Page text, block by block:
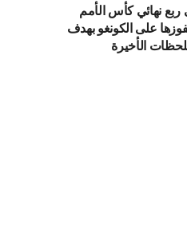
ربع نهائي كأس الأمم
بفوزها على الكونغو بهدف
الأخيرة